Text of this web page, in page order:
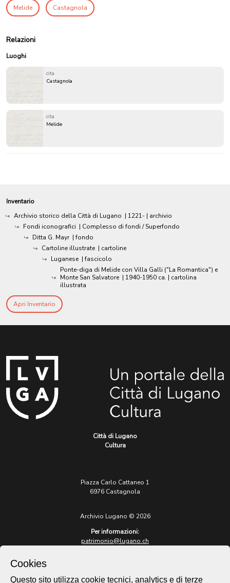
Melide Castagnola
Relazioni
Luoghi
cita
Castagnola
cita
Melide
Inventario
Archivio storico della Città di Lugano | 1221- | archivio
Fondi iconografici | Complesso di fondi / Superfondo
Ditta G. Mayr | fondo
Cartoline illustrate | cartoline
Luganese | fascicolo
Ponte-diga di Melide con Villa Galli ("La Romantica") e
Monte San Salvatore | 1940-1950 ca. | cartolina
illustrata
Apri Inventario
Città di Lugano
Cultura
Piazza Carlo Cattaneo 1
6976 Castagnola
Archivio Lugano © 2026
Per informazioni:
patrimonio@lugano.ch
lugano.ch
Cookies
Questo sito utilizza cookie tecnici, analytics e di terze